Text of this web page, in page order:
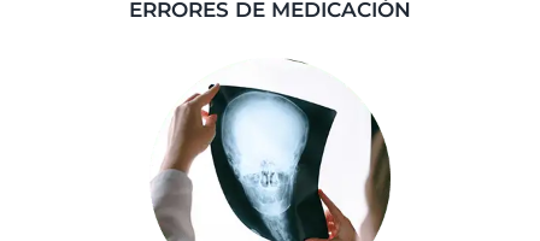
ERRORES DE MEDICACIÓN